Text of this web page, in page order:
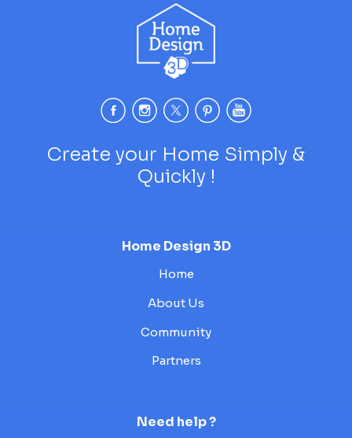
Create your Home Simply &
Quickly !
Home Design 3D
Home
About Us
Community
Partners
Need help ?